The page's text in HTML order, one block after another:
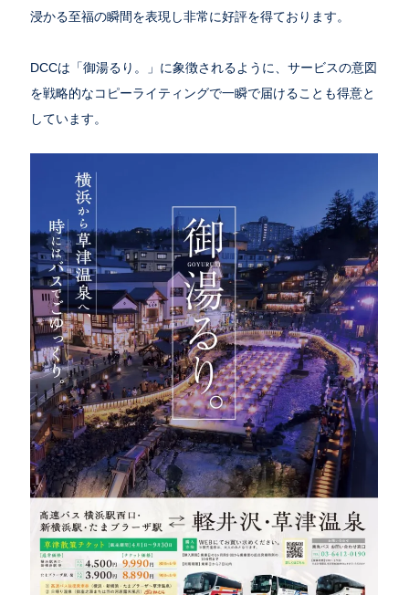
浸かる至福の瞬間を表現し非常に好評を得ております。
DCCは「御湯るり。」に象徴されるように、サービスの意図
を戦略的なコピーライティングで一瞬で届けることも得意と
しています。